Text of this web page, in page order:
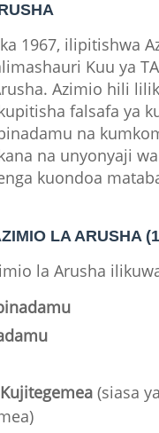
1967, ilipitishwa
Kuu ya
Azimio hili
falsafa ya
na
na unyonyaji
kuondoa
LA ARUSHA
la Arusha
(siasa